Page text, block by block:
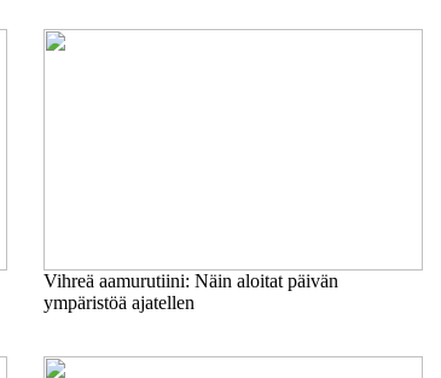
Vihreä aamurutiini: Näin aloitat päivän
ympäristöä ajatellen